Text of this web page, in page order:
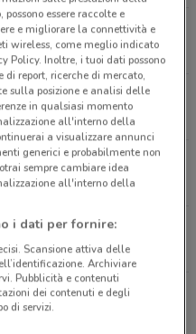
122 Roma
essere raccolte e
e migliorare la connettività e
wireless, come meglio indicato
Policy. Inoltre, i tuoi dati possono
di report, ricerche di mercato,
sulla posizione e analisi delle
in qualsiasi momento
all'interno della
a visualizzare annunci
generici e probabilmente non
sempre cambiare idea
all'interno della
i dati per fornire:
Scansione attiva delle
Archiviare
Pubblicità e contenuti
dei contenuti e degli
di servizi.